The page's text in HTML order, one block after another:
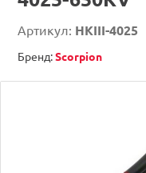
Артикул: HKIII-4025
Бренд:Scorpion